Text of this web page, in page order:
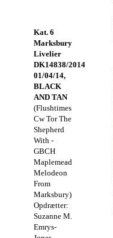
Kat. 6
Marksbury
Livelier
DK14838/2014,
01/04/14,
BLACK
AND TAN
(Flushtimes
Cw Tor The
Shepherd
With -
GBCH
Maplemead
Melodeon
From
Marksbury)
Opdrætter:
Suzanne M.
Emrys-